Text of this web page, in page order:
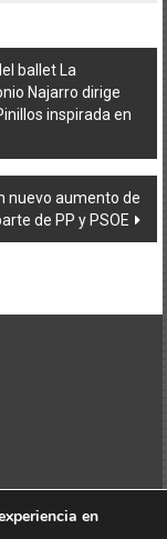
ballet La
Najarro dirige
inspirada en
nuevo aumento de
de PP y PSOE
en